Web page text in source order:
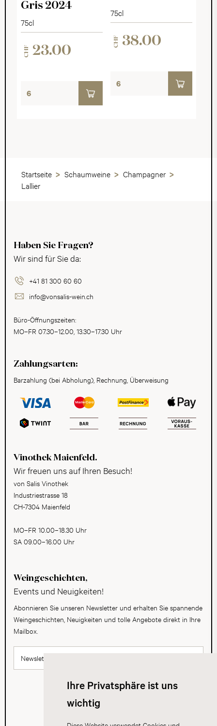
Ihre Privatsphäre ist uns
wichtig
Gris 2024
75cl
CHF 23.00
75cl
CHF 38.00
Startseite Schaumweine
Champagner
Lallier
Haben Sie Fragen?
Wir sind für Sie da:
+41 81 300 60 60
info@vonsalis-wein.ch
Büro-Öffnungszeiten:
MO–FR 07.30–12.00, 13.30–17.30 Uhr
Zahlungsarten:
Barzahlung (bei Abholung), Rechnung, Überweisung
Vinothek Maienfeld.
Wir freuen uns auf Ihren Besuch!
von Salis Vinothek
Industriestrasse 18
CH-7304 Maienfeld
MO–FR 10.00–18.30 Uhr
SA 09.00–16.00 Uhr
Weingeschichten,
Events und Neuigkeiten!
Abonnieren Sie unseren Newsletter und erhalten Sie spannende
Weingeschichten, Neuigkeiten und tolle Angebote direkt in Ihre
Mailbox.
Newsletter abonnieren